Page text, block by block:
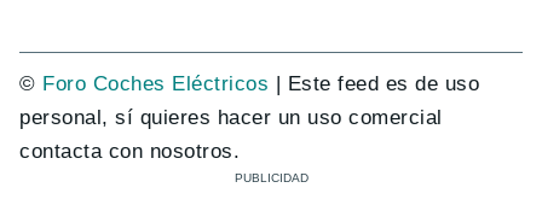
© Foro Coches Eléctricos | Este feed es de uso
personal, sí quieres hacer un uso comercial
contacta con nosotros.